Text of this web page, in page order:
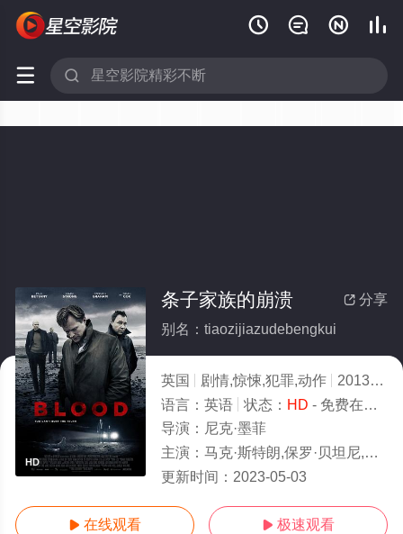
   
 
HD
 分享
条子家族的崩溃
别名：tiaozijiazudebengkui
英国 剧情,惊悚,犯罪,动作 2013
7.0
语言： 英语 状态： HD - 免费在线观看
导演： 尼克·墨菲
主演： 马克·斯特朗,保罗·贝坦尼,布莱恩·考克斯,斯蒂芬·格拉汉姆,佐伊·塔珀,本·克朗普顿
更新时间： 2023-05-03
 在线观看  极速观看